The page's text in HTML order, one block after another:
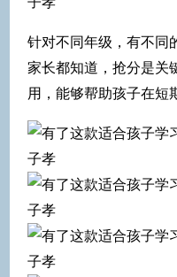
针对不同年级，有不同
家长都知道，抢分是关
用，能够帮助孩子在短